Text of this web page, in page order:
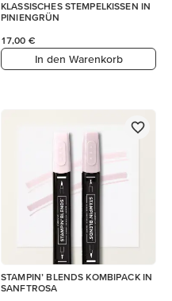
KLASSISCHES STEMPELKISSEN IN
PINIENGRÜN
17,00 €
In den Warenkorb
STAMPIN’ BLENDS KOMBIPACK IN
SANFTROSA